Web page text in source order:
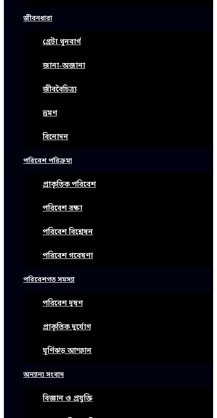
জীবনধারা
গ্রেটা থুনবার্গ
জানা-অজানা
জীববৈচিত্র্য
ভ্রমণ
বিনোদন
পরিবেশ পরিক্রমা
প্রাকৃতিক পরিবেশ
পরিবেশ রক্ষা
পরিবেশ বিশ্লেষন
পরিবেশ গবেষণা
পরিবেশগত সমস্যা
পরিবেশ দূষণ
প্রাকৃতিক দুর্যোগ
ঘূর্ণিঝড় আম্ফান
অন্যান্য সংবাদ
বিজ্ঞান ও প্রযুক্তি